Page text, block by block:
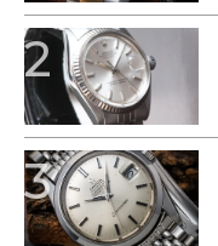
2
3